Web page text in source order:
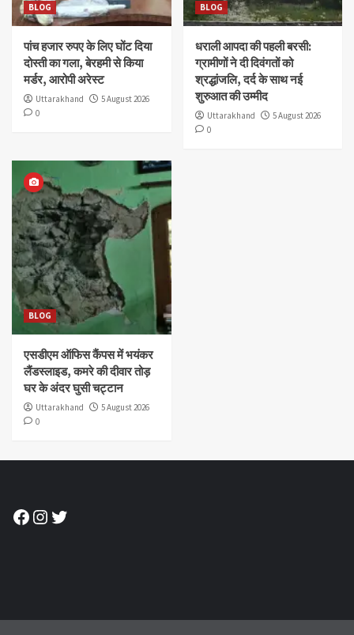
BLOG
पांच हजार रुपए के लिए घोंट दिया
दोस्ती का गला, बेरहमी से किया
मर्डर, आरोपी अरेस्ट
Uttarakhand
5 August 2026
0
BLOG
धराली आपदा की पहली बरसी:
ग्रामीणों ने दी दिवंगतों को
श्रद्धांजलि, दर्द के साथ नई
शुरुआत की उम्मीद
Uttarakhand
5 August 2026
0
BLOG
एसडीएम ऑफिस कैंपस में भयंकर
लैंडस्लाइड, कमरे की दीवार तोड़
घर के अंदर घुसी चट्टान
Uttarakhand
5 August 2026
0
Facebook
Instagram
Twitter